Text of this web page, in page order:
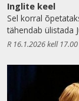
Inglite keel
Sel korral
tähendab ülistada
R 16.1.2026 kell 17.00